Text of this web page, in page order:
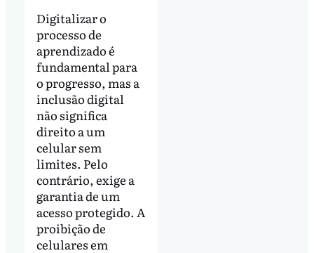
Digitalizar o
processo de
aprendizado é
fundamental para
o progresso, mas a
inclusão digital
não significa
direito a um
celular sem
limites. Pelo
contrário, exige a
garantia de um
acesso protegido. A
proibição de
celulares em